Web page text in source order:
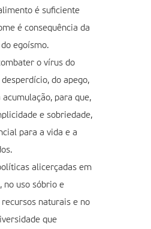
é suficiente
é consequência da
egoísmo.
o vírus do
do apego,
para que,
e sobriedade,
para a vida e a
alicerçadas em
no uso sóbrio e
recursos naturais e no
que